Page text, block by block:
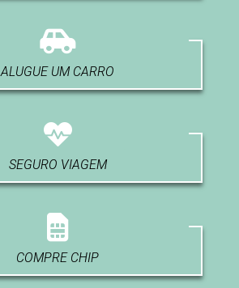
ALUGUE UM CARRO
SEGURO VIAGEM
COMPRE CHIP